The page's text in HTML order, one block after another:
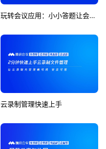
玩转会议应用：小小答题让会议互动更有趣
云录制管理快速上手